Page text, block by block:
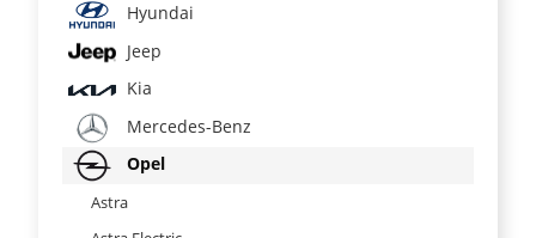
Hyundai
Jeep
Kia
Mercedes-Benz
Opel
Astra